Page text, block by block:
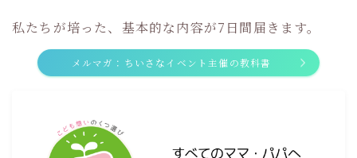
私たちが培った、基本的な内容が7日間届きます。
メルマガ：ちいさなイベント主催の教科書